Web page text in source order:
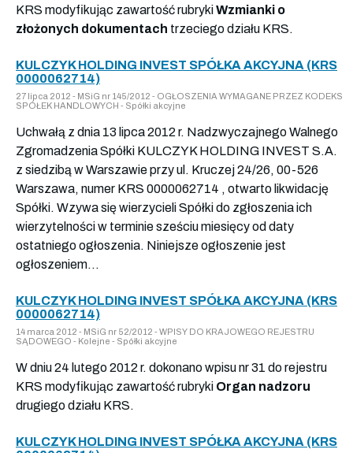
KRS modyfikując zawartość rubrykiWzmianki o
złożonych dokumentach trzeciego działu KRS.
KULCZYK HOLDING INVEST SPÓŁKA AKCYJNA (KRS
0000062714)
27 lipca 2012 - MSiG nr 145/2012 - OGŁOSZENIA WYMAGANE PRZEZ KODEKS
SPÓŁEK HANDLOWYCH - Spółki akcyjne
Uchwałą z dnia 13 lipca 2012 r. Nadzwyczajnego Walnego
Zgromadzenia Spółki KULCZYK HOLDING INVEST S.A.
z siedzibą w Warszawie przy ul. Kruczej 24/26, 00-526
Warszawa, numer KRS 0000062714 , otwarto likwidację
Spółki. Wzywa się wierzycieli Spółki do zgłoszenia ich
wierzytelności w terminie sześciu miesięcy od daty
ostatniego ogłoszenia. Niniejsze ogłoszenie jest
ogłoszeniem...
KULCZYK HOLDING INVEST SPÓŁKA AKCYJNA (KRS
0000062714)
14 marca 2012 - MSiG nr 52/2012 - WPISY DO KRAJOWEGO REJESTRU
SĄDOWEGO - Kolejne - Spółki akcyjne
W dniu 24 lutego 2012 r. dokonano wpisu nr 31 do rejestru
KRS modyfikując zawartość rubryki Organ nadzoru
drugiego działu KRS.
KULCZYK HOLDING INVEST SPÓŁKA AKCYJNA (KRS